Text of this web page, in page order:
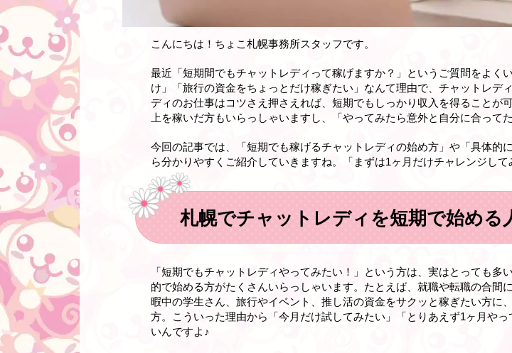
こんにちは！ちょこ札幌事務所スタッフです。
最近「短期間でもチャットレディって稼げますか？」というご質問をよく
け」「旅行の資金をちょっとだけ稼ぎたい」なんて理由で、チャットレデ
ディのお仕事はコツさえ押さえれば、短期でもしっかり収入を得ることが
上を稼いだ方もいらっしゃいますし、「やってみたら意外と自分に合って
今回の記事では、「短期でも稼げるチャットレディの始め方」や「具体的
ら分かりやすくご紹介していきますね。「まずは1ヶ月だけチャレンジし
札幌でチャットレディを短期で始める
「短期でもチャットレディやってみたい！」という方は、実はとっても
的で始める方がたくさんいらっしゃいます。たとえば、就職や転職の合間
暇中の学生さん、旅行やイベント、推し活の資金をサクッと稼ぎたい方に
方。こういった理由から「今月だけ試してみたい」「とりあえず1ヶ月や
いんですよ♪